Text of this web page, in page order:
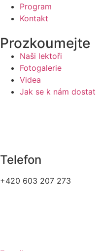
Program
Kontakt
Prozkoumejte
Naši lektoři
Fotogalerie
Videa
Jak se k nám dostat
Telefon
+420 603 207 273